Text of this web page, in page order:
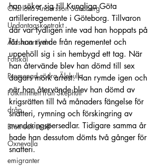
Charlotta Andersson Sandberg
Undantagskontrakt
Äldsta artikeln
Fotskäl
Promenad södra Älekulla
Folkminnen från Skephult
dråp
Brott och straff
Öxnevalla
emigranter
han söker sig till Kungliga Göta
artilleriregemente i Göteborg. Tillvaron
där var tydligen inte vad han hoppats på
för han rymde från regementet och
uppehöll sig i sin hembygd ett tag. När
han återvände blev han dömd till sex
dagars mörk arrest. Han rymde igen och
när han återvände blev han dömd av
krigsrätten till två månaders fängelse för
snatteri, rymning och förskingring av
munderingspersedlar. Tidigare samma år
hade han dessutom dömts två gånger för
snatteri.